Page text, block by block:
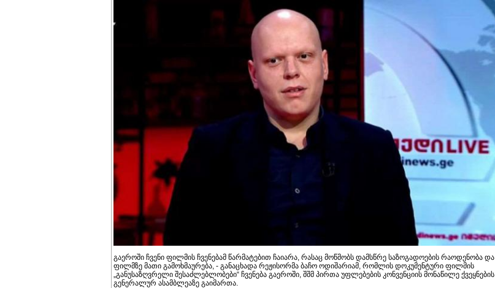
გაეროში ჩვენი ფილმის ჩვენებამ წარმატებით ჩაიარა, რასაც მოწმობს დამსწრე საზოგადოების რაოდენობა და
ფილმზე მათი გამოხმაურება, - განაცხადა რეჟისორმა ბაჩო ოდიშარიამ, რომლის დოკუმენტური ფილმის
„განუსაზღვრელი შესაძლებლობები“ ჩვენება გაეროში, შშმ პირთა უფლებების კონვენციის მონაწილე ქვეყნების
გენერალურ ასამბლეაზე გაიმართა.